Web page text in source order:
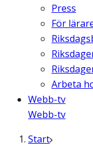
Press
För
Arbeta
Webb-tv
Webb-tv
Start